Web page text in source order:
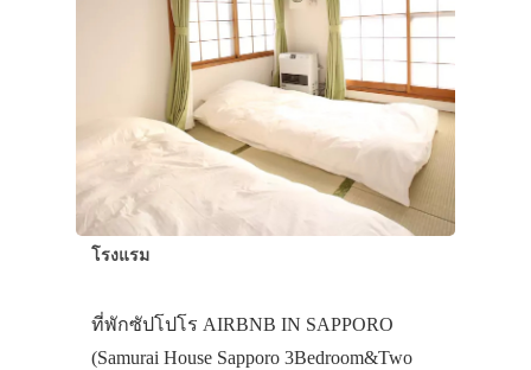
โรงแรม
ที่พักซัปโปโร AIRBNB IN SAPPORO
(Samurai House Sapporo 3Bedroom&Two